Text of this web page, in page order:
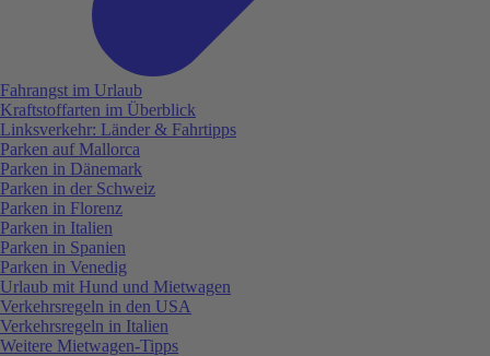
Fahrangst im Urlaub
Kraftstoffarten im Überblick
Linksverkehr: Länder & Fahrtipps
Parken auf Mallorca
Parken in Dänemark
Parken in der Schweiz
Parken in Florenz
Parken in Italien
Parken in Spanien
Parken in Venedig
Urlaub mit Hund und Mietwagen
Verkehrsregeln in den USA
Verkehrsregeln in Italien
Weitere Mietwagen-Tipps